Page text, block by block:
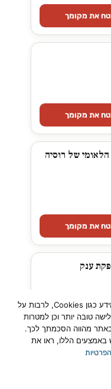
את מקומך
את מקומך
של רוסיה
את מקומך
ענק
את מקומך
באתר זה נעשה שימוש בטכנולוגיות איסוף מידע כגון Cookies, לרבות על
טובה יותר וכן למטרות
באתר מהווה הסכמתך לכך.
באמצעים הללו, ראו את